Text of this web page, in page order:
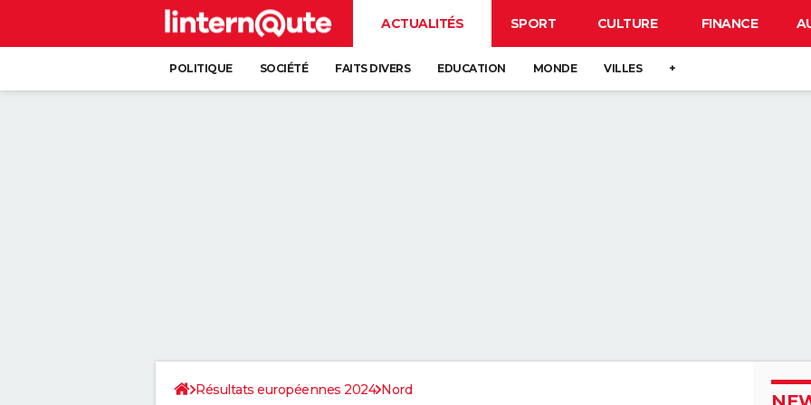
ACTUALITÉS SPORT CULTURE FINANCE
POLITIQUE SOCIÉTÉ FAITS DIVERS EDUCATION MONDE VILLES +
Résultats européennes 2024 Nord